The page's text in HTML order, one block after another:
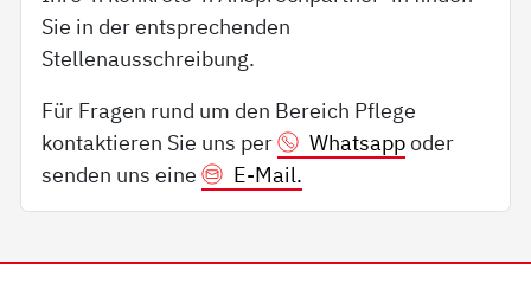
Sie in der entsprechenden
Stellenausschreibung.
Für Fragen rund um den Bereich Pflege
kontaktieren Sie uns per
Whatsappoder
senden uns eine
E-Mail.